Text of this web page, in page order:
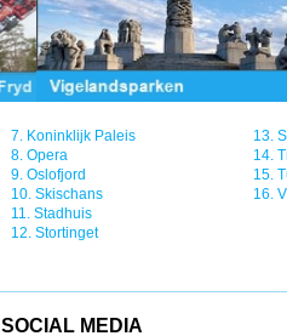
7. Koninklijk Paleis
8. Opera
9. Oslofjord
10. Skischans
11. Stadhuis
12. Stortinget
13.
14.
15.
16.
SOCIAL MEDIA